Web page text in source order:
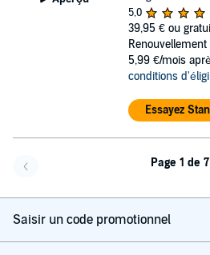
5,0
39,95 € ou
5,99 €/mois
conditions
Essayez
Page 1 de 7
Saisir un code promotionnel